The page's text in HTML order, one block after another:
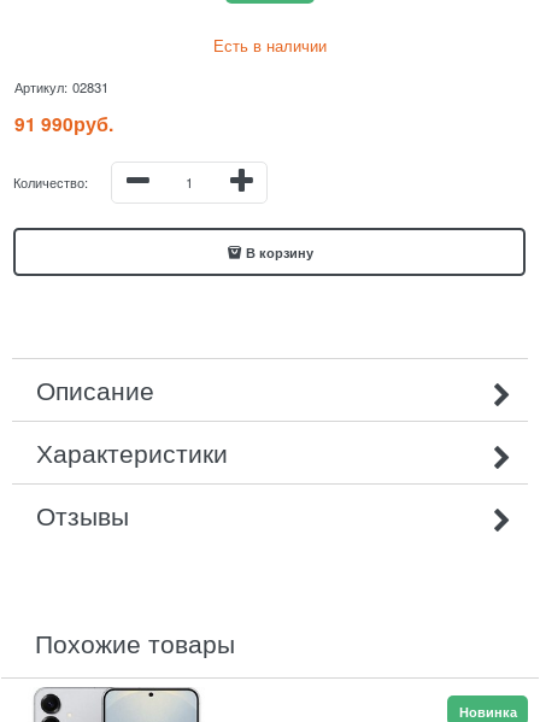
Есть в наличии
Артикул: 02831
91 990руб.
Количество:
В корзину
Описание
Характеристики
Отзывы
похожие товары
Новинка